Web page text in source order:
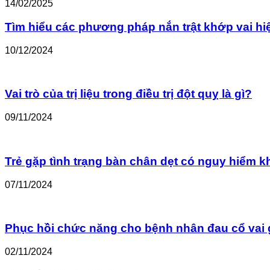
14/02/2025
Tìm hiểu các phương pháp nắn trật khớp vai
10/12/2024
Vai trò của trị liệu trong điều trị đột quỵ là gì?
09/11/2024
Trẻ gặp tình trạng bàn chân dẹt có nguy hiểm
07/11/2024
Phục hồi chức năng cho bệnh nhân đau cổ vai
02/11/2024